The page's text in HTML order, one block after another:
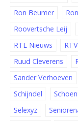
Ron Beumer
Roovertsche Leij
RTL Nieuws
RTV
Ruud Cleverens
Sander Verhoeven
Schijndel
Selexyz